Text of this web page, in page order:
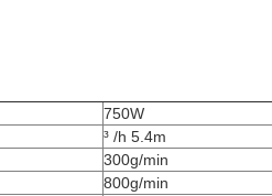
750W
³ /h 5.4m
300g/min
800g/min